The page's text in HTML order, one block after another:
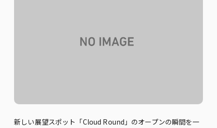
新しい展望スポット「Cloud Round」のオープンの瞬間を一